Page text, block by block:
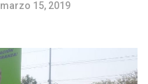
marzo 15, 2019